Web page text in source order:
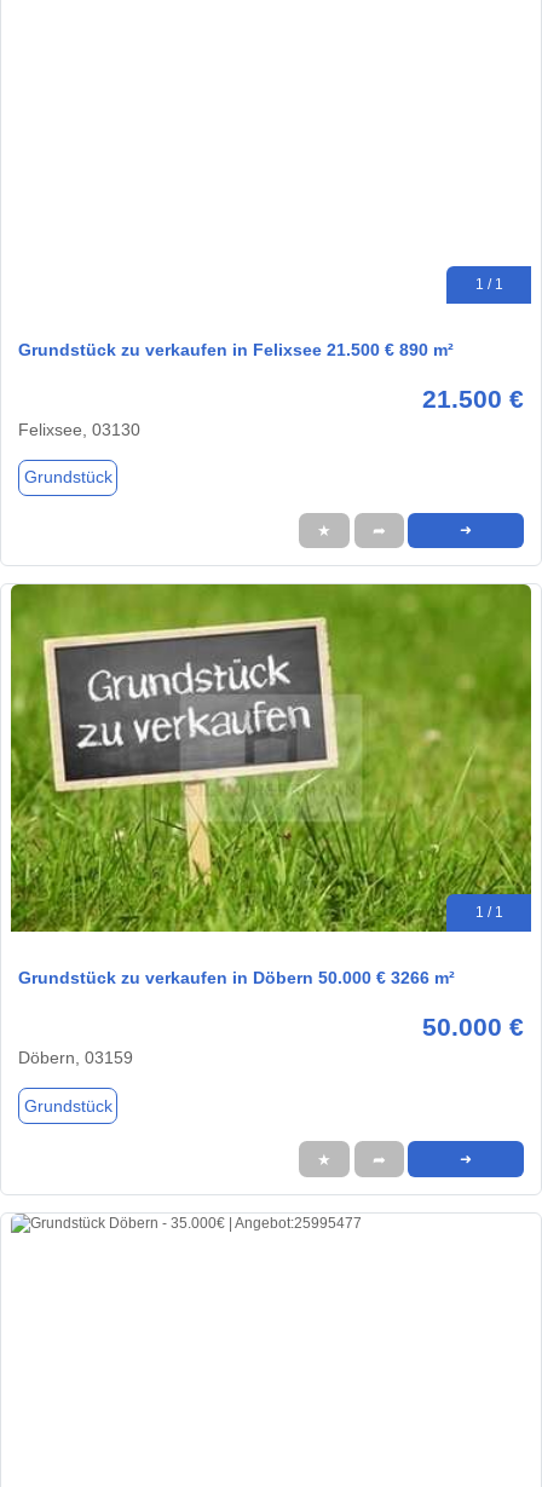
1 / 1
Grundstück zu verkaufen in Felixsee 21.500 € 890 m²
21.500 €
Felixsee, 03130
Grundstück
★ ➦ ➜
1 / 1
Grundstück zu verkaufen in Döbern 50.000 € 3266 m²
50.000 €
Döbern, 03159
Grundstück
★ ➦ ➜